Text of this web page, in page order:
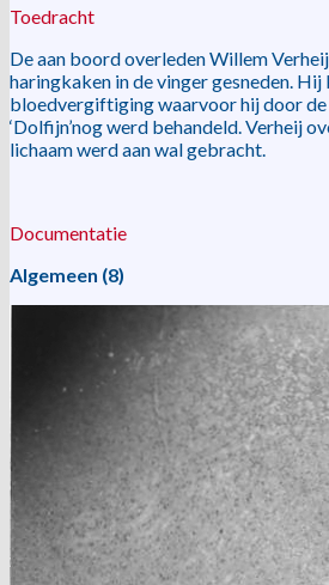
Toedracht
De aan boord overleden Willem
haringkaken in de vinger gesneden. Hij
bloedvergiftiging waarvoor hij door de
‘Dolfijn’nog werd behandeld. Verheij
lichaam werd aan wal gebracht.
Documentatie
Algemeen (8)